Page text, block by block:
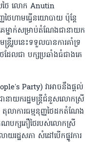
ថៃ លោក Anutin
ថៃហាមធ្វើនយោបាយ ប៉ុន្តែ
ម្នាក់សម្រាប់តំណែងជានាយក
ន្ត្រីរូបនេះទទួលបានការគាំទ្រ
ែលជា បក្សប្រឆាំងធំជាងគេ
Party) វាអាចនឹងផ្ដល់
នាយករដ្ឋមន្ត្រីជំនួសលោកស្រី
លាការធម្មនុញ្ញថៃដកតំណែង
ណបក្សភឿថៃរបស់លោកស្រី
យរដ្ឋសភា សំដៅបើកផ្លូវការ